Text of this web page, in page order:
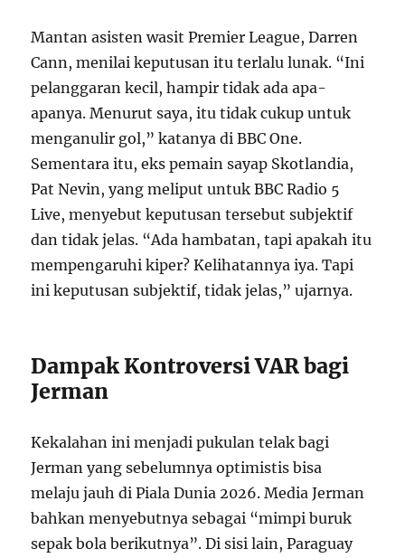
Mantan asisten wasit Premier League, Darren
Cann, menilai keputusan itu terlalu lunak. “Ini
pelanggaran kecil, hampir tidak ada apa-
apanya. Menurut saya, itu tidak cukup untuk
menganulir gol,” katanya di BBC One.
Sementara itu, eks pemain sayap Skotlandia,
Pat Nevin, yang meliput untuk BBC Radio 5
Live, menyebut keputusan tersebut subjektif
dan tidak jelas. “Ada hambatan, tapi apakah itu
mempengaruhi kiper? Kelihatannya iya. Tapi
ini keputusan subjektif, tidak jelas,” ujarnya.
Dampak Kontroversi VAR bagi
Jerman
Kekalahan ini menjadi pukulan telak bagi
Jerman yang sebelumnya optimistis bisa
melaju jauh di Piala Dunia 2026. Media Jerman
bahkan menyebutnya sebagai “mimpi buruk
sepak bola berikutnya”. Di sisi lain, Paraguay